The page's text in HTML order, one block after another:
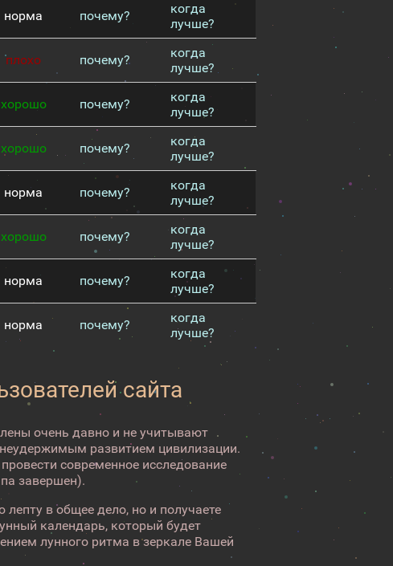
норма почему?
когда
лучше?
плохо почему?
когда
лучше?
хорошо почему?
когда
лучше?
хорошо почему?
когда
лучше?
норма почему?
когда
лучше?
хорошо почему?
когда
лучше?
норма почему?
когда
лучше?
норма почему?
когда
лучше?
сайта
очень давно и не учитывают
развитием цивилизации.
современное исследование
завершен).
в общее дело, но и получаете
календарь, который будет
лунного ритма в зеркале Вашей